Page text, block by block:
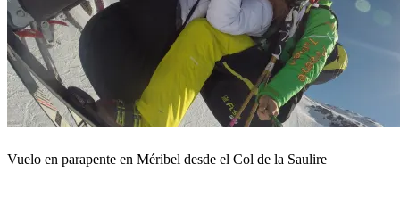
Vuelo en parapente en Méribel desde el Col de la Saulire